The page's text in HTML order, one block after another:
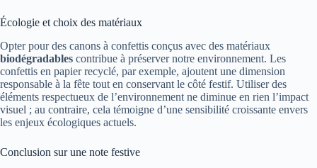
Écologie et choix des matériaux
Opter pour des canons à confettis conçus avec des matériaux
biodégradables contribue à préserver notre environnement. Les
confettis en papier recyclé, par exemple, ajoutent une dimension
responsable à la fête tout en conservant le côté festif. Utiliser des
éléments respectueux de l’environnement ne diminue en rien l’impact
visuel ; au contraire, cela témoigne d’une sensibilité croissante envers
les enjeux écologiques actuels.
Conclusion sur une note festive